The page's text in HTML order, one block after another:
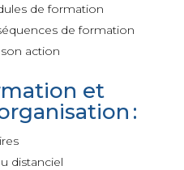
de formation
de formation
action
et
:
distanciel